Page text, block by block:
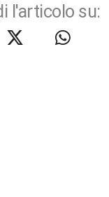
l'articolo su: